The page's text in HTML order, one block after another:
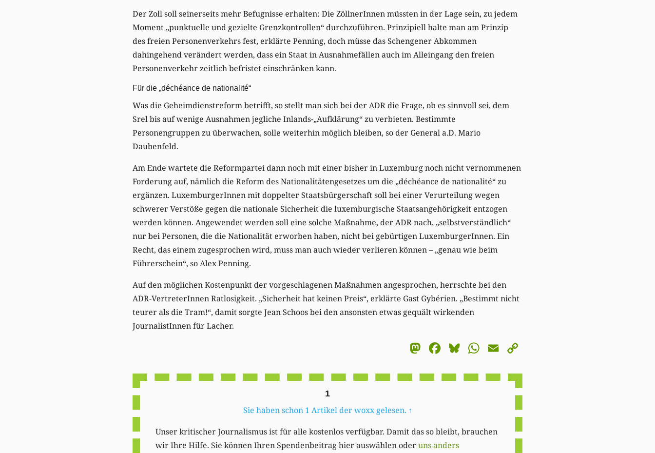
Der Zoll soll seinerseits mehr Befugnisse erhalten: Die ZöllnerInnen müssten in der Lage sein, zu jedem
Moment „punktuelle und gezielte Grenzkontrollen“ durchzuführen. Prinzipiell halte man am Prinzip
des freien Personenverkehrs fest, erklärte Penning, doch müsse das Schengener Abkommen
dahingehend verändert werden, dass ein Staat in Ausnahmefällen auch im Alleingang den freien
Personenverkehr zeitlich befristet einschränken kann.
Für die „déchéance de nationalité“
Was die Geheimdienstreform betrifft, so stellt man sich bei der ADR die Frage, ob es sinnvoll sei, dem
Srel bis auf wenige Ausnahmen jegliche Inlands-„Aufklärung“ zu verbieten. Bestimmte
Personengruppen zu überwachen, solle weiterhin möglich bleiben, so der General a.D. Mario
Daubenfeld.
Am Ende wartete die Reformpartei dann noch mit einer bisher in Luxemburg noch nicht vernommenen
Forderung auf, nämlich die Reform des Nationalitätengesetzes um die „déchéance de nationalité“ zu
ergänzen. LuxemburgerInnen mit doppelter Staatsbürgerschaft soll bei einer Verurteilung wegen
schwerer Verstöße gegen die nationale Sicherheit die luxemburgische Staatsangehörigkeit entzogen
werden können. Angewendet werden soll eine solche Maßnahme, der ADR nach, „selbstverständlich“
nur bei Personen, die die Nationalität erworben haben, nicht bei gebürtigen LuxemburgerInnen. Ein
Recht, das einem zugesprochen wird, muss man auch wieder verlieren können – „genau wie beim
Führerschein“, so Alex Penning.
Auf den möglichen Kostenpunkt der vorgeschlagenen Maßnahmen angesprochen, herrschte bei den
ADR-VertreterInnen Ratlosigkeit. „Sicherheit hat keinen Preis“, erklärte Gast Gybérien. „Bestimmt nicht
teurer als die Tram!“, damit sorgte Jean Schoos bei den ansonsten etwas gequält wirkenden
JournalistInnen für Lacher.
Mastodon
Facebook
Bluesky
WhatsApp
Email
1
Sie haben schon 1 Artikel der woxx gelesen. ↑
Unser kritischer Journalismus ist für alle kostenlos verfügbar. Damit das so bleibt, brauchen
wir Ihre Hilfe. Sie können Ihren Spendenbeitrag hier auswählen oderuns anders